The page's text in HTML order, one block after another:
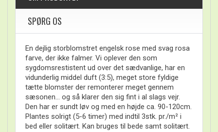
SPØRG OS
En dejlig storblomstret engelsk rose med svag rosa
farve, der ikke falmer. Vi oplever den som
sygdomsrestistent ud over det sædvanlige, har en
vidunderlig middel duft (3:5), meget store fyldige
tætte blomster der remonterer meget gennem
sæsonen... og så klarer den sig fint i al slags vejr.
Den har er sundt løv og med en højde ca. 90-120cm.
Plantes solrigt (5-6 timer) med indtil 3stk. pr./m² i
bed eller solitært. Kan bruges til bede samt solitært.